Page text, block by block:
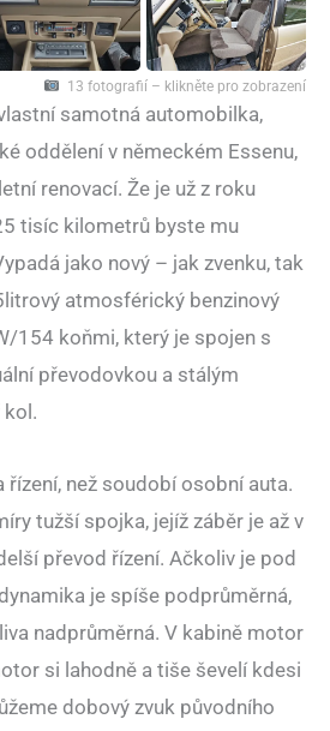
13 fotografií – klikněte pro zobrazení
samotná automobilka,
oddělení v německém Essenu,
renovací. Že je už z roku
tisíc kilometrů byste mu
jako nový – jak zvenku, tak
atmosférický benzinový
154 koňmi, který je spojen s
převodovkou a stálým
kol.
řízení, než soudobí osobní auta.
tužší spojka, jejíž záběr je až v
převod řízení. Ačkoliv je pod
je spíše podprůměrná,
nadprůměrná. V kabině motor
si lahodně a tiše ševelí kdesi
dobový zvuk původního